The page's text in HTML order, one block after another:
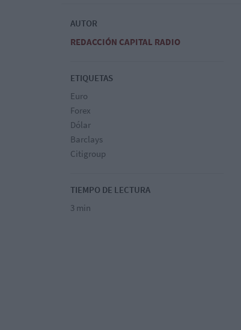
AUTOR
REDACCIÓN CAPITAL RADIO
ETIQUETAS
Euro
Forex
Dólar
Barclays
Citigroup
TIEMPO DE LECTURA
3 min